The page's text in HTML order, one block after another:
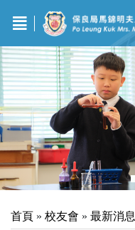
首頁 » 校友會 » 最新消息